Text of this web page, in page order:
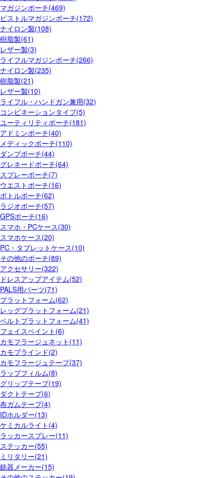
マガジンポーチ(469)
ピストルマガジンポーチ(172)
ナイロン製(108)
樹脂製(61)
レザー製(3)
ライフルマガジンポーチ(266)
ナイロン製(235)
樹脂製(21)
レザー製(10)
ライフル・ハンドガン兼用(32)
コンビネーションタイプ(5)
ユーティリティポーチ(181)
アドミンポーチ(40)
メディックポーチ(110)
ダンプポーチ(44)
グレネードポーチ(64)
スプレーポーチ(7)
ウエストポーチ(16)
ボトルポーチ(62)
ラジオポーチ(57)
GPSポーチ(16)
スマホ・PCケース(30)
スマホケース(20)
PC・タブレットケース(10)
その他のポーチ(89)
アクセサリー(322)
ドレスアップアイテム(52)
PALS用パーツ(71)
プラットフォーム(62)
レッグプラットフォーム(21)
ベルトプラットフォーム(41)
フェイスペイント(6)
カモフラージュネット(11)
カモブラインド(2)
カモフラージュテープ(37)
ラップフィルム(8)
グリップテープ(19)
ダクトテープ(6)
布ガムテープ(4)
IDホルダー(13)
ケミカルライト(4)
ラッカースプレー(11)
ステッカー(55)
ミリタリー(21)
銃器メーカー(15)